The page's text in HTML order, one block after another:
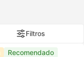
Filtros
Recomendado